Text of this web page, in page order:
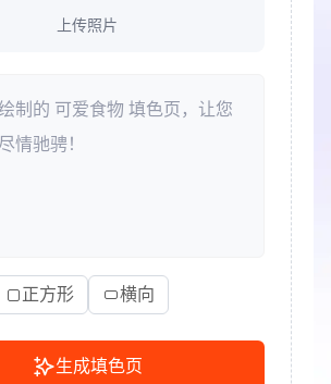
上传照片
正方形 横向
生成填色页